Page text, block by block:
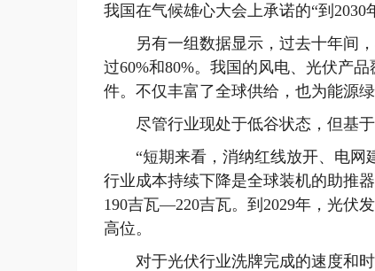
我国在气候雄心大会上承诺的“到2030
另有一组数据显示，过去十年间，
过60%和80%。我国的风电、光伏产
件。不仅丰富了全球供给，也为能源
尽管行业现处于低谷状态，但基于
“短期来看，消纳红线放开、电网
行业成本持续下降是全球装机的助推
190吉瓦—220吉瓦。到2029年，光伏
高位。
对于光伏行业洗牌完成的速度和时